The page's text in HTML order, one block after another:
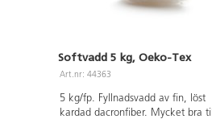
Softvadd 5 kg, Oeko-Tex
Art.nr: 44363
5 kg/fp. Fyllnadsvadd av fin, löst
kardad dacronfiber. Mycket bra till